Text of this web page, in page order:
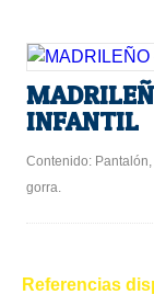
INFANTIL
Contenido:
gorra.
Referencias